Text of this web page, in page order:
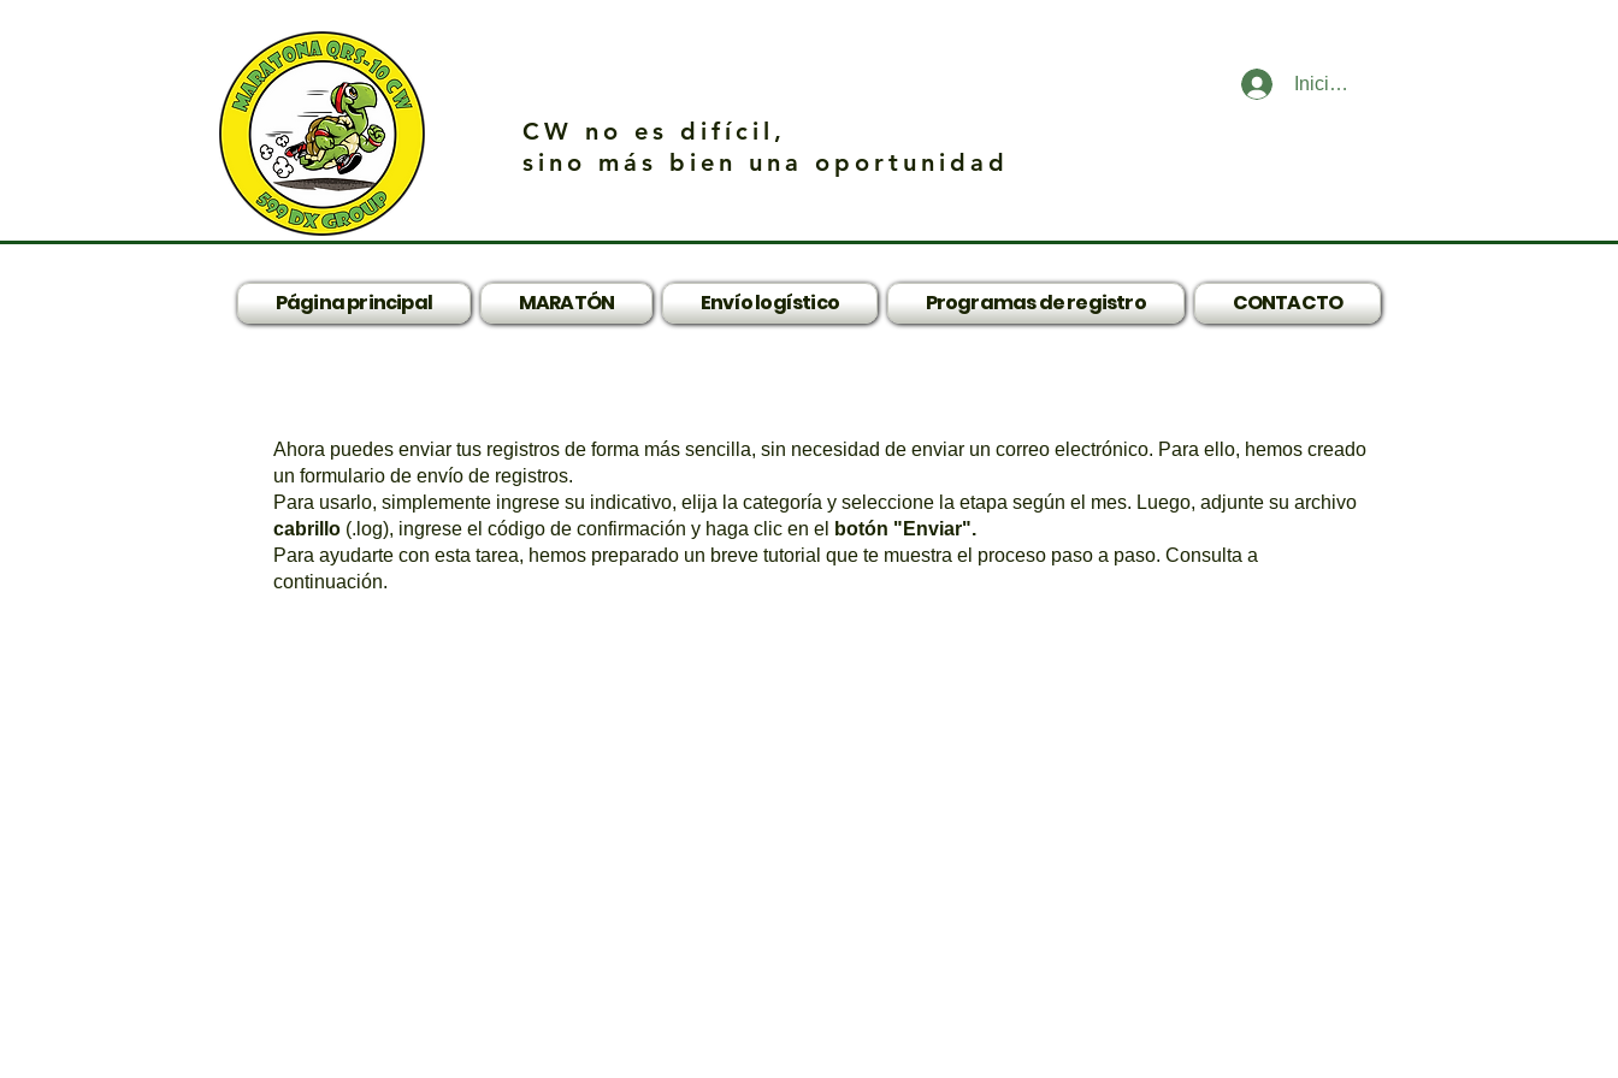
CW no es difícil,
sino más bien una oportunidad
Iniciar sesión
Página principal MARATÓN Envío logístico Programas de registro CONTACTO
Ahora puedes enviar tus registros de forma más sencilla, sin necesidad de enviar un correo electrónico. Para ello, hemos creado
un formulario de envío de registros.
Para usarlo, simplemente ingrese su indicativo, elija la categoría y seleccione la etapa según el mes. Luego, adjunte su archivo
cabrillo (.log), ingrese el código de confirmación y haga clic en el
botón "Enviar".
Para ayudarte con esta tarea, hemos preparado un breve tutorial que te muestra el proceso paso a paso. Consulta a
continuación.